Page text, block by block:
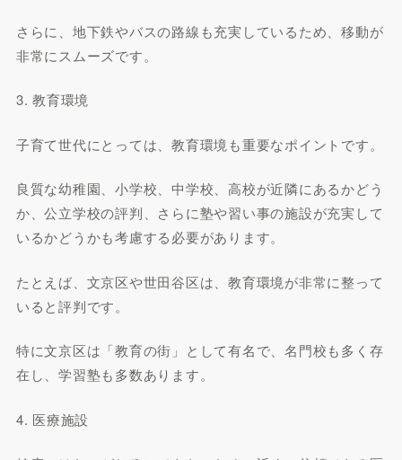
さらに、地下鉄やバスの路線も充実しているため、移動が
非常にスムーズです。
3. 教育環境
子育て世代にとっては、教育環境も重要なポイントです。
良質な幼稚園、小学校、中学校、高校が近隣にあるかどう
か、公立学校の評判、さらに塾や習い事の施設が充実して
いるかどうかも考慮する必要があります。
たとえば、文京区や世田谷区は、教育環境が非常に整って
いると評判です。
特に文京区は「教育の街」として有名で、名門校も多く存
在し、学習塾も多数あります。
4. 医療施設